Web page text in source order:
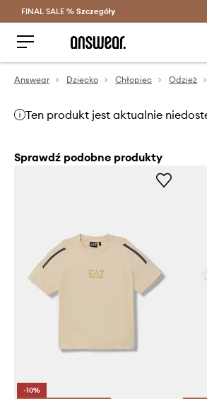
Oszczędzaj z Answear Club >
FINAL SALE % Szczegóły
Answear Dziecko Chłopiec Odzież
Ten produkt jest aktualnie
Sprawdź podobne produkty
-10%